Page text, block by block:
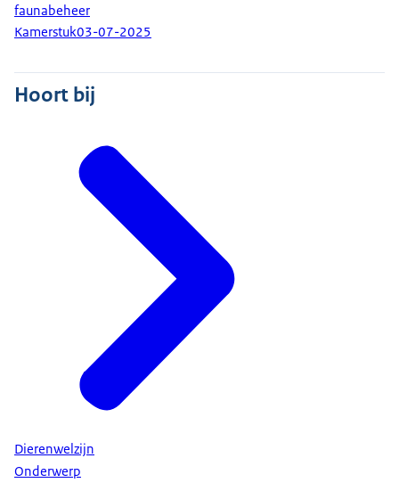
faunabeheer
Kamerstuk03-07-2025
Hoort bij
Dierenwelzijn
Onderwerp